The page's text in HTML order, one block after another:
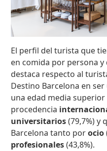
El perfil del turista que
en comida por persona
destaca respecto al
Destino Barcelona en ser
una edad media superior
procedencia
universitarios(79,7%) y
Barcelona tanto porocio
profesionales(43,8%).